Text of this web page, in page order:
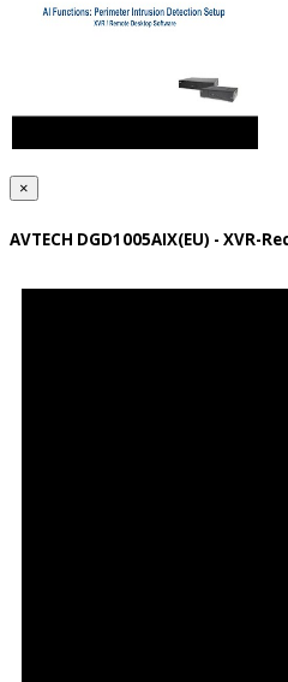
×
AVTECH DGD1005AIX(EU) - XVR-